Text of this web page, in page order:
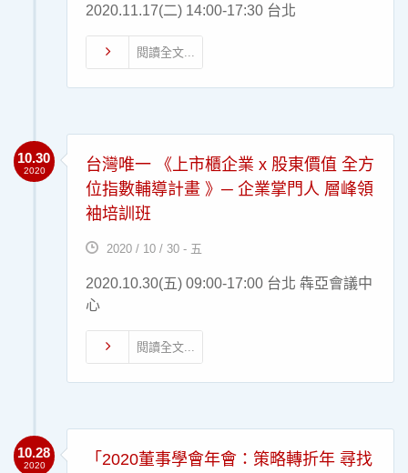
2020.11.17(二) 14:00-17:30 台北
閱讀全文...
10.30
2020
台灣唯一 《上市櫃企業 x 股東價值 全方
位指數輔導計畫 》─ 企業掌門人 層峰領
袖培訓班
2020 / 10 / 30 - 五
2020.10.30(五) 09:00-17:00 台北 犇亞會議中
心
閱讀全文...
10.28
2020
「2020董事學會年會：策略轉折年 尋找